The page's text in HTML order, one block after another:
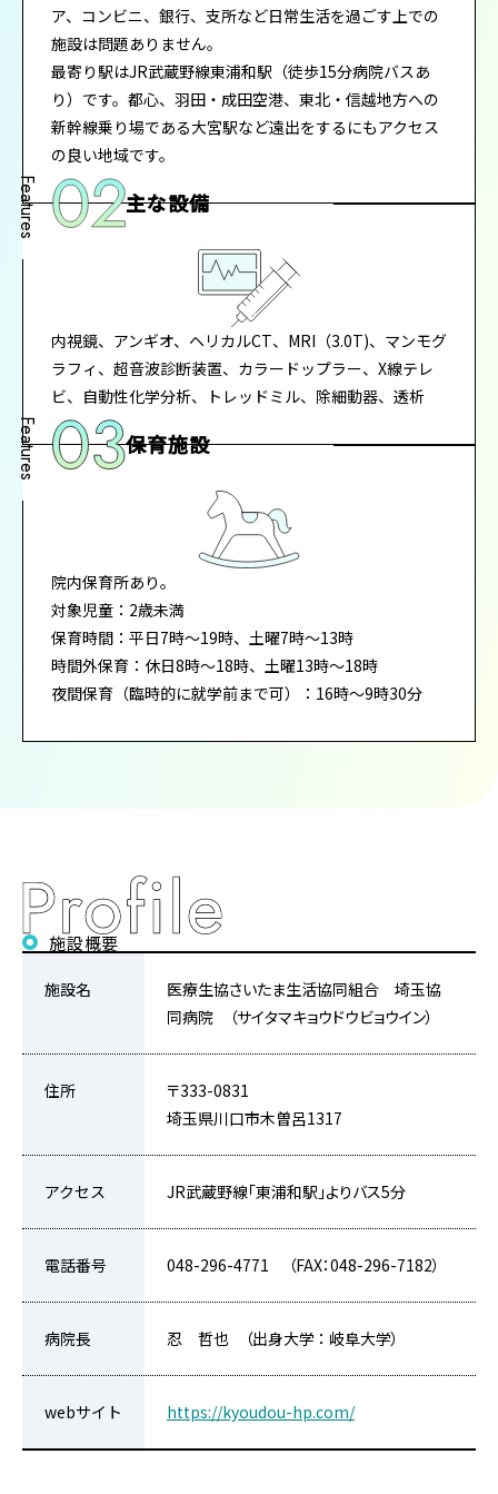
ア、コンビニ、銀行、支所など日常生活を過ごす上での
施設は問題ありません。
最寄り駅はJR武蔵野線東浦和駅（徒歩15分病院バスあ
り）です。都心、羽田・成田空港、東北・信越地方への
新幹線乗り場である大宮駅など遠出をするにもアクセス
の良い地域です。
主な設備
内視鏡、アンギオ、ヘリカルCT、MRI（3.0T)、マンモグ
ラフィ、超音波診断装置、カラードップラー、X線テレ
ビ、自動性化学分析、トレッドミル、除細動器、透析
保育施設
院内保育所あり。
対象児童：2歳未満
保育時間：平日7時～19時、土曜7時～13時
時間外保育：休日8時～18時、土曜13時～18時
夜間保育（臨時的に就学前まで可）：16時～9時30分
施設概要
施設名
医療生協さいたま生活協同組合 埼玉協
同病院 （サイタマキョウドウビョウイン）
住所
〒333-0831
埼玉県川口市木曽呂1317
アクセス JR武蔵野線「東浦和駅」よりバス5分
電話番号 048-296-4771 （FAX：048-296-7182）
病院長 忍 哲也 （出身大学 ： 岐阜大学）
webサイト https://kyoudou-hp.com/